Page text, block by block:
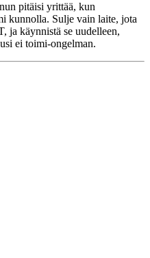
pitäisi yrittää, kun
Sulje vain laite, jota
ja käynnistä se uudelleen,
ei toimi-ongelman.